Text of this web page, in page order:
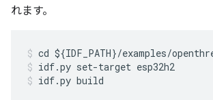
れます。
cd ${IDF_PATH}/examples/
idf.py set-target esp32h2
idf.py build